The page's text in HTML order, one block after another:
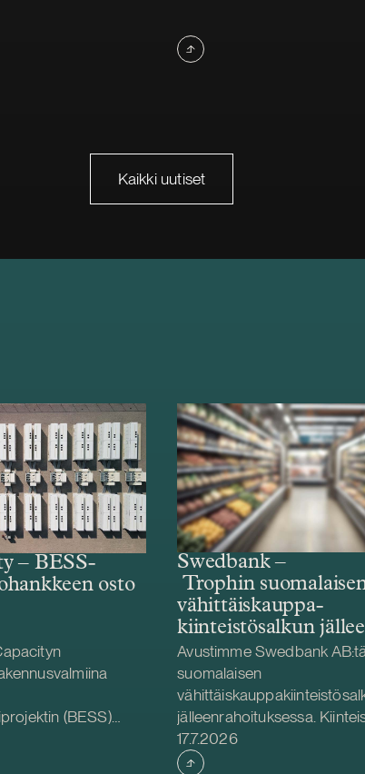
Kaikki uutiset
– BESS-
osto
(BESS)
Nordic Energyltä.
hankkeen
Swedbank –
Trophin
vähittäiskauppa­­­­­
kiinteistösalkun
Avustimme Swedbank
suomalaisen
jälleenrahoituksessa.
on Trophin suomalaisten
omistuksessa. Trophi on
Julkaistu
17.7.2026